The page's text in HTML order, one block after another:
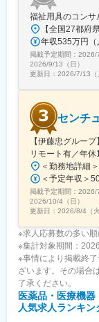
15：00 D様
16：00 E様
17：00 管理
※最初は必ず
■当社について
年齢や経験は
させていただ
ので、お気軽
福祉用具のコンサ
掲載予定期間： 2026/
2026/9/13（日）
更新日： 2026/7/13（
センチ
【伊藤忠グルー
リモート有／年
掲載予定期間： 2026/
2026/10/4（日）
更新日： 2026/8/4（火
※求人応募数の多い
※集計対象期間：
※事情により掲載終
ざいます。その場合
了承ください。
医薬品・医療機
人気求人ランキ